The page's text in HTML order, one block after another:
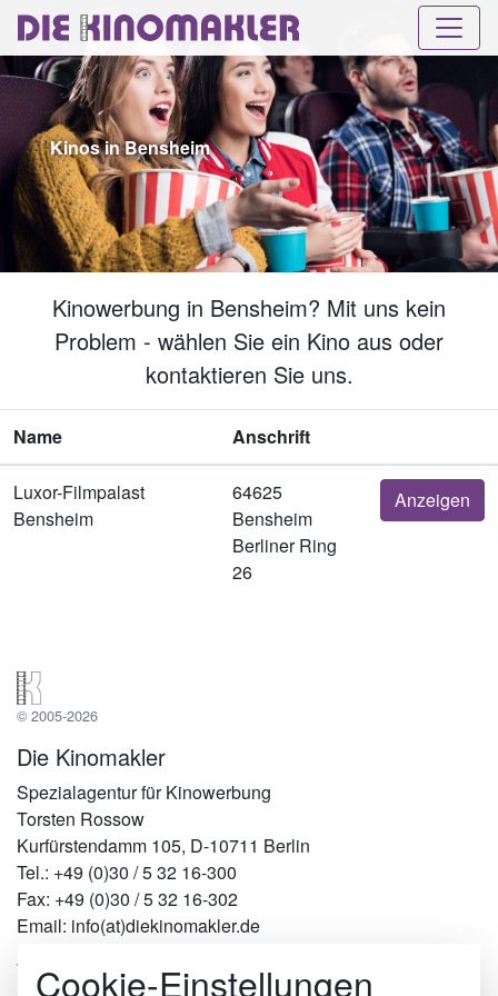
Kinos in Bensheim
Kinowerbung in Bensheim? Mit uns kein
Problem - wählen Sie ein Kino aus oder
kontaktieren Sie uns.
Name Anschrift
Luxor-Filmpalast
Bensheim
64625
Bensheim
Berliner Ring
26
Anzeigen
© 2005-2026
Die Kinomakler
Spezialagentur für Kinowerbung
Torsten Rossow
Kurfürstendamm 105, D-10711 Berlin
Tel.: +49 (0)30 / 5 32 16-300
Fax: +49 (0)30 / 5 32 16-302
Email: info(at)diekinomakler.de
Werben in Städten
Cookie-Einstellungen